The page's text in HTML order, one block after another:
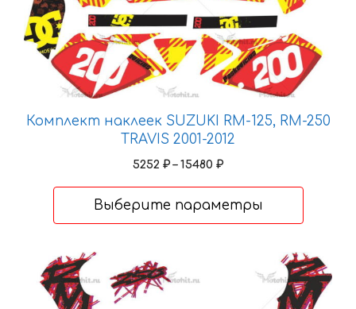
Комплект наклеек SUZUKI RM-125, RM-250
TRAVIS 2001-2012
5252 ₽ – 15480 ₽Диапазон
–
Выберите параметры
выбрать
на
странице
товара.
Этот
товар
имеет